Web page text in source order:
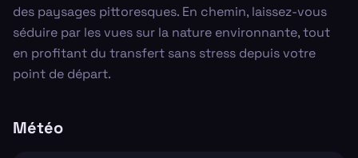
des paysages pittoresques. En chemin, laissez-vous
séduire par les vues sur la nature environnante, tout
en profitant du transfert sans stress depuis votre
point de départ.
Météo